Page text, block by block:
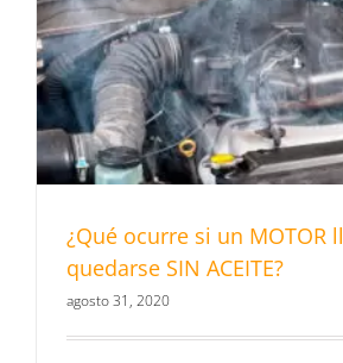
¿Qué ocurre si un MOTOR
quedarse SIN ACEITE?
agosto 31, 2020